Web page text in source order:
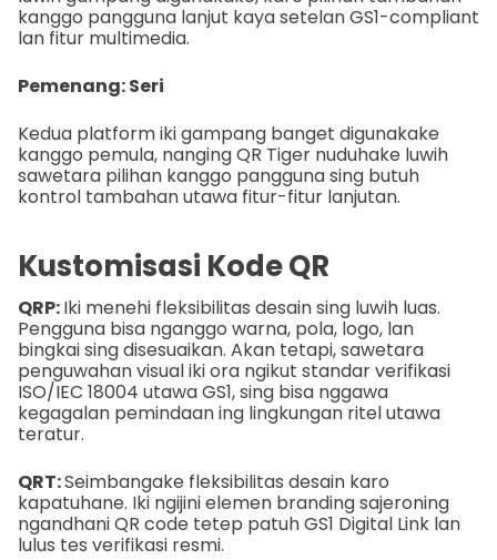
kanggo pangguna lanjut kaya setelan GS1-compliant
lan fitur multimedia.
Pemenang: Seri
Kedua platform iki gampang banget digunakake
kanggo pemula, nanging QR Tiger nuduhake luwih
sawetara pilihan kanggo pangguna sing butuh
kontrol tambahan utawa fitur-fitur lanjutan.
Kustomisasi Kode QR
QRP:Iki menehi fleksibilitas desain sing luwih luas.
Pengguna bisa nganggo warna, pola, logo, lan
bingkai sing disesuaikan. Akan tetapi, sawetara
penguwahan visual iki ora ngikut standar verifikasi
ISO/IEC 18004 utawa GS1, sing bisa nggawa
kegagalan pemindaan ing lingkungan ritel utawa
teratur.
QRT:Seimbangake fleksibilitas desain karo
kapatuhane. Iki ngijini elemen branding sajeroning
ngandhani QR code tetep patuh GS1 Digital Link lan
lulus tes verifikasi resmi.